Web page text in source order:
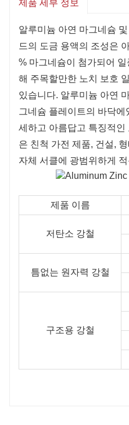
제품 세부 정보
알루미늄 아연 마그네슘
드의 도금 용액의 조성은
% 마그네슘이 첨가되어 일
해 주목할만한 노치 보호
있습니다. 알루미늄 아연
그네슘 플레이트의 바닥
세하고 아름답고 특징적
은 친척 가전 제품, 건설,
자체 서클에 광범위하게
제품 이름
저탄소 강철
틈없는 원자력 강철
구조용 강철